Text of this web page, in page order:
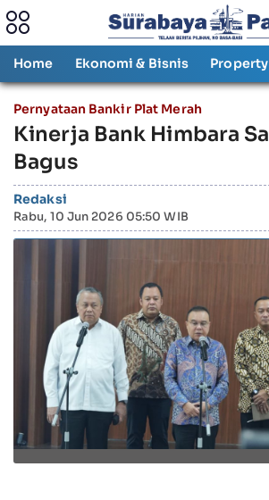
Home Ekonomi & Bisnis Property
Pernyataan Bankir Plat Merah
Kinerja Bank Himbara
Bagus
Redaksi
Rabu, 10 Jun 2026 05:50 WIB